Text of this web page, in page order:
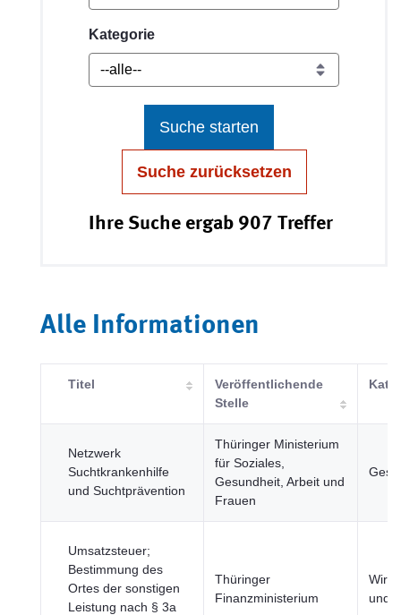
Kategorie
Suche starten
Suche zurücksetzen
Ihre Suche ergab 907 Treffer
Alle Informationen
Titel
Veröffentlichende
Stelle
Netzwerk
Suchtkrankenhilfe
und Suchtprävention
Thüringer Ministerium
für Soziales,
Gesundheit, Arbeit und
Frauen
Umsatzsteuer;
Bestimmung des
Ortes der sonstigen
Leistung nach § 3a
Thüringer
Finanzministerium
und